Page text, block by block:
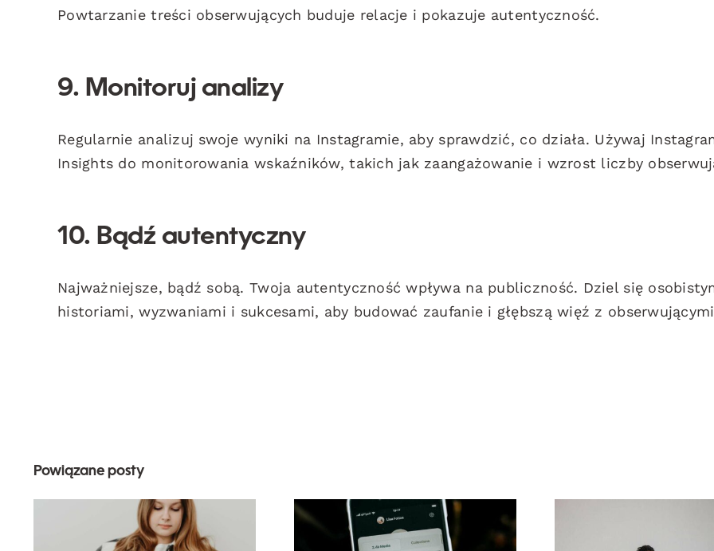
Powtarzanie treści obserwujących buduje relacje i pokazuje autentyczność.
9. Monitoruj analizy
Regularnie analizuj swoje wyniki na Instagramie, aby sprawdzić, co działa. Używaj
Insights do monitorowania wskaźników, takich jak zaangażowanie i wzrost liczby
10. Bądź autentyczny
Najważniejsze, bądź sobą. Twoja autentyczność wpływa na publiczność. Dziel się
historiami, wyzwaniami i sukcesami, aby budować zaufanie i głębszą więź z
Powiązane posty